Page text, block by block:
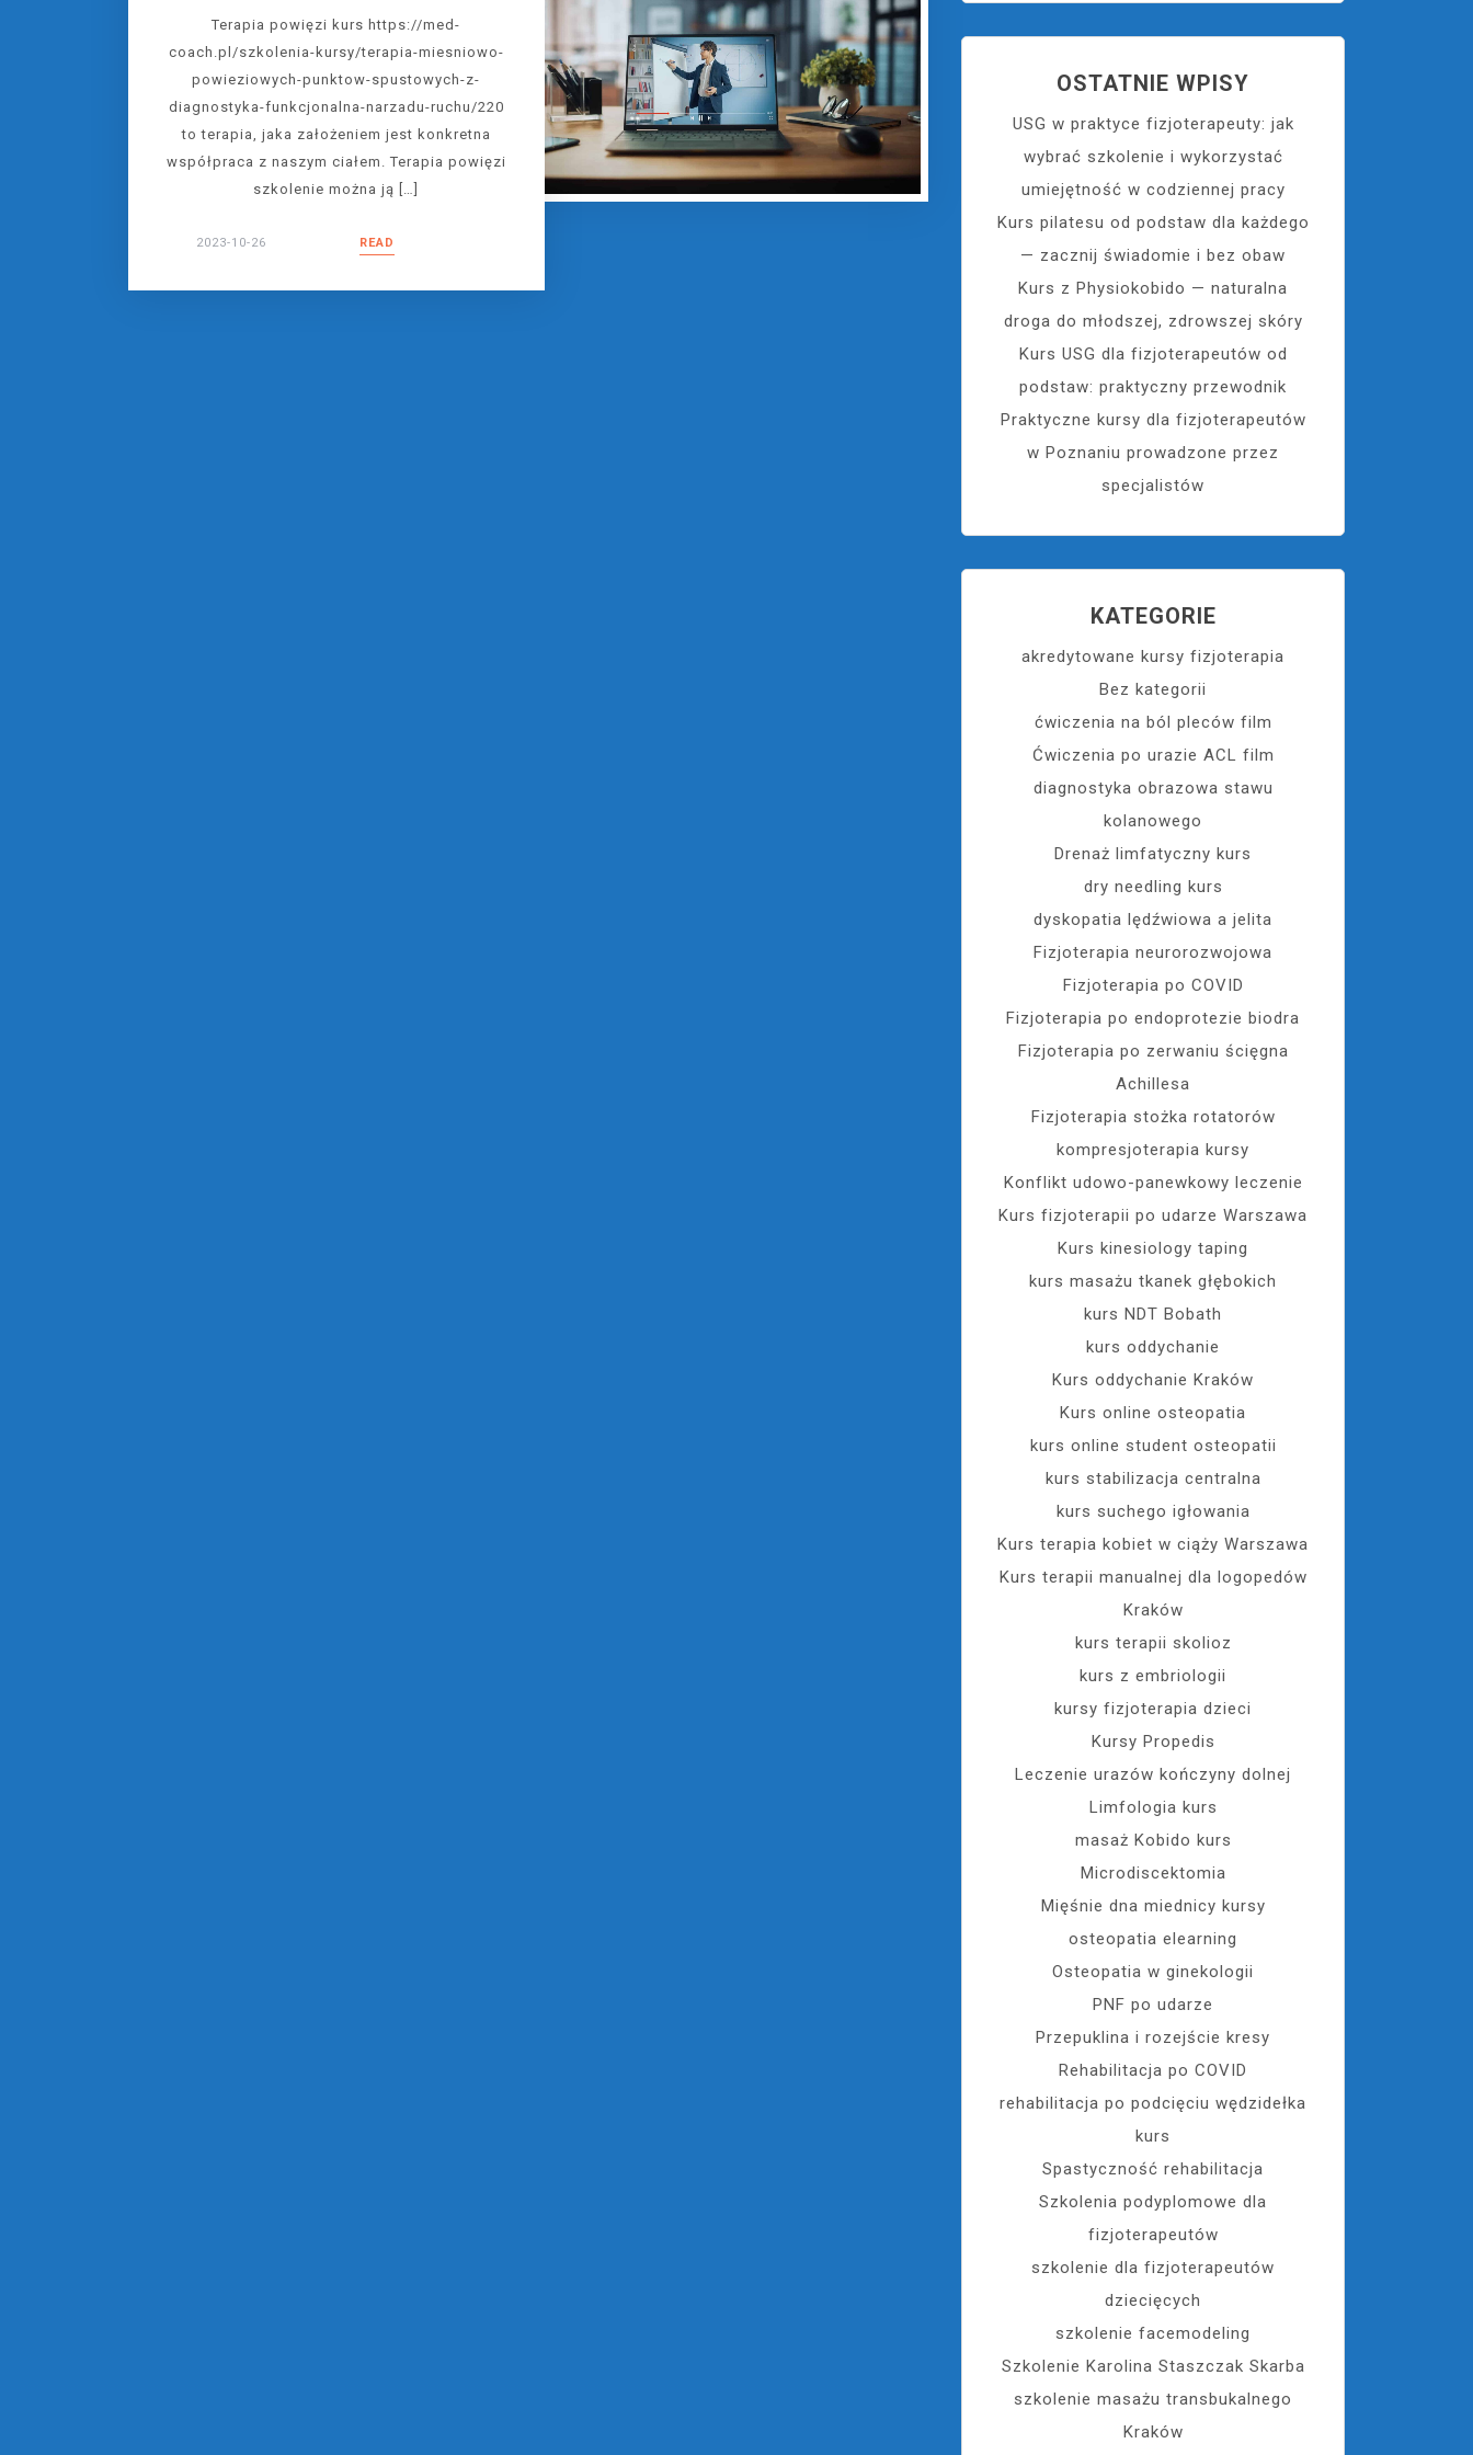
Terapia powięzi kurs https://med-
coach.pl/szkolenia-kursy/terapia-miesniowo-
powieziowych-punktow-spustowych-z-
diagnostyka-funkcjonalna-narzadu-ruchu/220
to terapia, jaka założeniem jest konkretna
współpraca z naszym ciałem. Terapia powięzi
szkolenie można ją […]
2023-10-26 READ
OSTATNIE WPISY
USG w praktyce fizjoterapeuty: jak
wybrać szkolenie i wykorzystać
umiejętność w codziennej pracy
Kurs pilatesu od podstaw dla każdego
— zacznij świadomie i bez obaw
Kurs z Physiokobido — naturalna
droga do młodszej, zdrowszej skóry
Kurs USG dla fizjoterapeutów od
podstaw: praktyczny przewodnik
Praktyczne kursy dla fizjoterapeutów
w Poznaniu prowadzone przez
specjalistów
KATEGORIE
akredytowane kursy fizjoterapia
Bez kategorii
ćwiczenia na ból pleców film
Ćwiczenia po urazie ACL film
diagnostyka obrazowa stawu
kolanowego
Drenaż limfatyczny kurs
dry needling kurs
dyskopatia lędźwiowa a jelita
Fizjoterapia neurorozwojowa
Fizjoterapia po COVID
Fizjoterapia po endoprotezie biodra
Fizjoterapia po zerwaniu ścięgna
Achillesa
Fizjoterapia stożka rotatorów
kompresjoterapia kursy
Konflikt udowo-panewkowy leczenie
Kurs fizjoterapii po udarze Warszawa
Kurs kinesiology taping
kurs masażu tkanek głębokich
kurs NDT Bobath
kurs oddychanie
Kurs oddychanie Kraków
Kurs online osteopatia
kurs online student osteopatii
kurs stabilizacja centralna
kurs suchego igłowania
Kurs terapia kobiet w ciąży Warszawa
Kurs terapii manualnej dla logopedów
Kraków
kurs terapii skolioz
kurs z embriologii
kursy fizjoterapia dzieci
Kursy Propedis
Leczenie urazów kończyny dolnej
Limfologia kurs
masaż Kobido kurs
Microdiscektomia
Mięśnie dna miednicy kursy
osteopatia elearning
Osteopatia w ginekologii
PNF po udarze
Przepuklina i rozejście kresy
Rehabilitacja po COVID
rehabilitacja po podcięciu wędzidełka
kurs
Spastyczność rehabilitacja
Szkolenia podyplomowe dla
fizjoterapeutów
szkolenie dla fizjoterapeutów
dziecięcych
szkolenie facemodeling
Szkolenie Karolina Staszczak Skarba
szkolenie masażu transbukalnego
Kraków